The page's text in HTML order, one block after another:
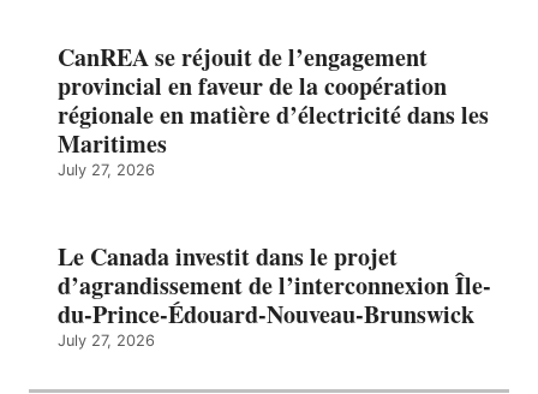
CanREA se réjouit de l’engagement
provincial en faveur de la coopération
régionale en matière d’électricité dans les
Maritimes
July 27, 2026
Le Canada investit dans le projet
d’agrandissement de l’interconnexion Île-
du-Prince-Édouard-Nouveau-Brunswick
July 27, 2026